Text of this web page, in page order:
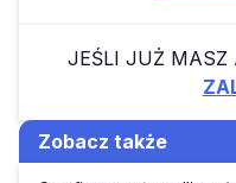
JEŚLI JUŻ MASZ
Zobacz także